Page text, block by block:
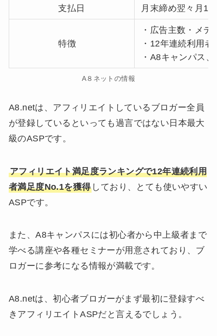
支払日 月末締め翌々月15
特徴
・広告主数・メ
・12年連続利用
・A8キャンパス
A８ネットの情報
A8.netは、アフィリエイトしているブロガー全員
が登録しているといっても過言ではない日本最大
級のASPです。
アフィリエイト満足度ランキングで12年連続利用
者満足度No.1を獲得 しており、とても使いやすい
ASPです。
また、A8キャンパスには初心者から中上級者まで
学べる講座や各種セミナーが用意されており、ブ
ロガーに参考になる情報が満載です。
A8.netは、初心者ブロガーがまず最初に登録すべ
きアフィリエイトASPだと言えるでしょう。